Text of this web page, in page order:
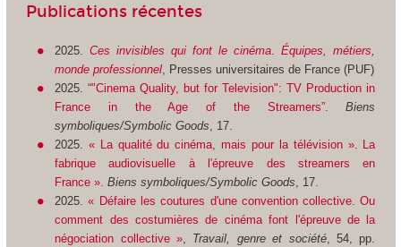
Publications récentes
2025.Ces invisibles qui font le cinéma. Équipes, métiers,
monde professionnel, Presses universitaires de France (PUF)
2025.“"Cinema Quality, but for Television": TV Production in
France in the Age of the Streamers”.Biens
symboliques/Symbolic Goods, 17.
2025. « La qualité du cinéma, mais pour la télévision ». La
fabrique audiovisuelle à l'épreuve des streamers en
France ».Biens symboliques/Symbolic Goods, 17.
2025.« Défaire les coutures d'une convention collective. Ou
comment des costumières de cinéma font l'épreuve de la
négociation collective », Travail, genre et société, 54, pp.